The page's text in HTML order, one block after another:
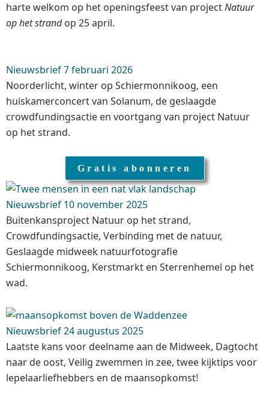
harte welkom op het openingsfeest van projectNatuur
op het strandop 25 april.
Nieuwsbrief 7 februari 2026
Noorderlicht, winter op Schiermonnikoog, een
huiskamerconcert van Solanum, de geslaagde
crowdfundingsactie en voortgang van project Natuur
op het strand.
Gratis abonneren
Nieuwsbrief 10 november 2025
Buitenkansproject Natuur op het strand,
Crowdfundingsactie, Verbinding met de natuur,
Geslaagde midweek natuurfotografie
Schiermonnikoog, Kerstmarkt en Sterrenhemel op het
wad.
Nieuwsbrief 24 augustus 2025
Laatste kans voor deelname aan de Midweek, Dagtocht
naar de oost, Veilig zwemmen in zee, twee kijktips voor
lepelaarliefhebbers en de maansopkomst!